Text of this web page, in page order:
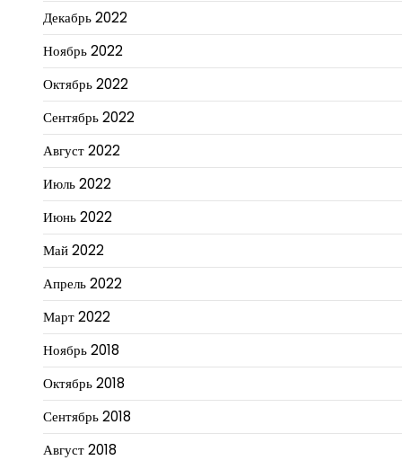
Декабрь 2022
Ноябрь 2022
Октябрь 2022
Сентябрь 2022
Август 2022
Июль 2022
Июнь 2022
Май 2022
Апрель 2022
Март 2022
Ноябрь 2018
Октябрь 2018
Сентябрь 2018
Август 2018